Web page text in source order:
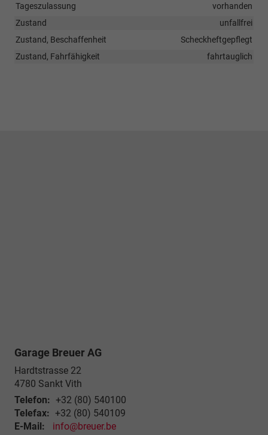
Tageszulassung
vorhanden
Zustand
unfallfrei
Zustand, Beschaffenheit
Scheckheftgepflegt
Zustand, Fahrfähigkeit
fahrtauglich
Garage Breuer AG
Hardtstrasse 22
4780 Sankt Vith
Telefon: +32 (80) 540100
Telefax: +32 (80) 540109
E-Mail:
info@breuer.be